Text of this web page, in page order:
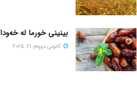
بینینی خورما لە خەودا
كانونی دووه‌م 21, 2025